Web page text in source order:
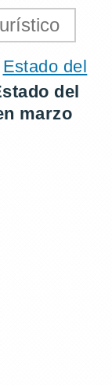
Estado del
del
marzo